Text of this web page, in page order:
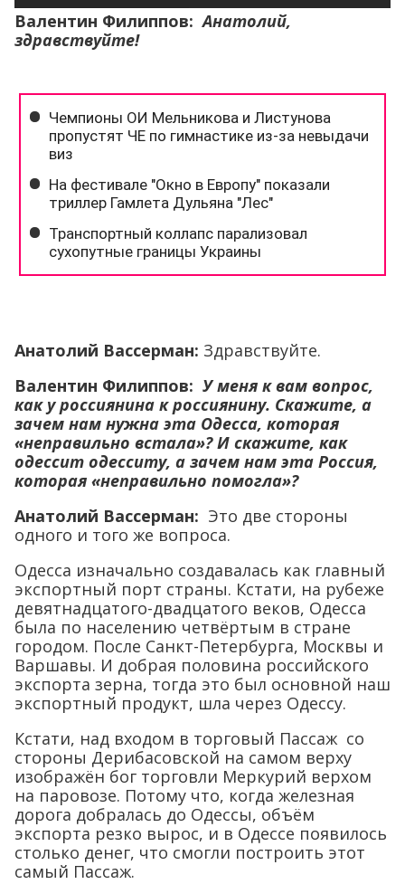
Валентин Филиппов: Анатолий,
здравствуйте!
Анатолий Вассерман: Здравствуйте.
Валентин Филиппов: У меня к вам вопрос,
как у россиянина к россиянину. Скажите, а
зачем нам нужна эта Одесса, которая
«неправильно встала»? И скажите, как
одессит одесситу, а зачем нам эта Россия,
которая «неправильно помогла»?
Анатолий Вассерман: Это две стороны
одного и того же вопроса.
Одесса изначально создавалась как главный
экспортный порт страны. Кстати, на рубеже
девятнадцатого-двадцатого веков, Одесса
была по населению четвёртым в стране
городом. После Санкт-Петербурга, Москвы и
Варшавы. И добрая половина российского
экспорта зерна, тогда это был основной наш
экспортный продукт, шла через Одессу.
Кстати, над входом в торговый Пассаж со
стороны Дерибасовской на самом верху
изображён бог торговли Меркурий верхом
на паровозе. Потому что, когда железная
дорога добралась до Одессы, объём
экспорта резко вырос, и в Одессе появилось
столько денег, что смогли построить этот
самый Пассаж.